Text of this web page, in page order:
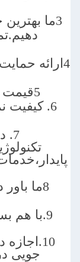
خدمات
تمام
حمایت
نمونه
روش
به
با
بسازید و
دهید
در انرژی